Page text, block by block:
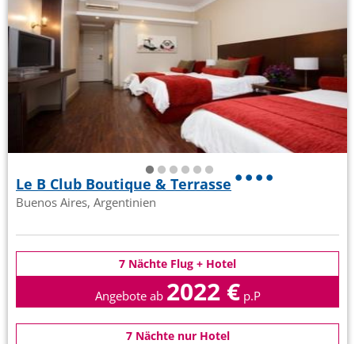
Le B Club Boutique & Terrasse
Buenos Aires, Argentinien
7 Nächte Flug + Hotel
Angebote ab 2022 € p.P
7 Nächte nur Hotel